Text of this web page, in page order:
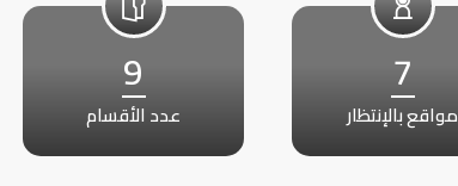
7
مواقع بالإنتظار
9
عدد الأقسام